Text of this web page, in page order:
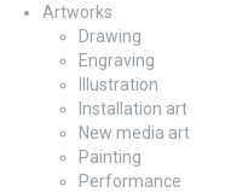
Artworks
Drawing
Engraving
Illustration
Installation art
New media art
Painting
Performance